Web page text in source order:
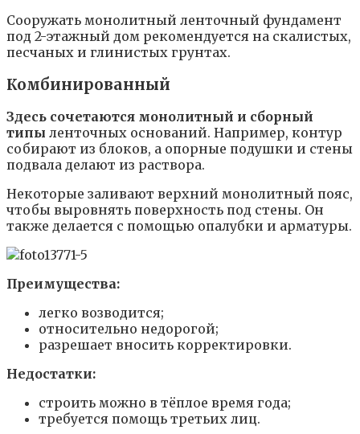
Сооружать монолитный ленточный фундамент
под 2-этажный дом рекомендуется на скалистых,
песчаных и глинистых грунтах.
Комбинированный
Здесь сочетаются монолитный и сборный
типы ленточных оснований. Например, контур
собирают из блоков, а опорные подушки и стены
подвала делают из раствора.
Некоторые заливают верхний монолитный пояс,
чтобы выровнять поверхность под стены. Он
также делается с помощью опалубки и арматуры.
Преимущества:
легко возводится;
относительно недорогой;
разрешает вносить корректировки.
Недостатки:
строить можно в тёплое время года;
требуется помощь третьих лиц.